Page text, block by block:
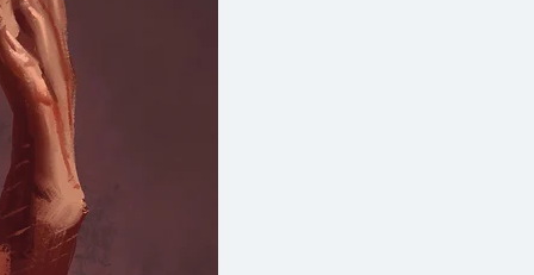
กันจำนวนมากเพิ่งตระหนักถึง
ติตน มันเป็นหนังสือที่ทำให้โลก
อย่างสิ้นเชิง ขณะเดียวกัน ฉาก
เด็ดนี ก็กลายเป็นตำนานที่ถูก
มอยู่ในเรื่องเล่าของชาว
บัน